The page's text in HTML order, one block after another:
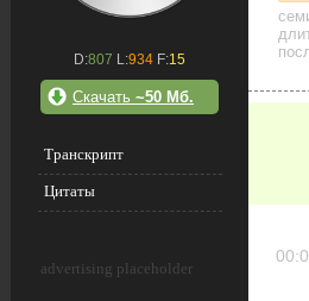
D:807 L:934 F:15
Скачать ~50 Мб.
Транскрипт
Цитаты
advertising placeholder